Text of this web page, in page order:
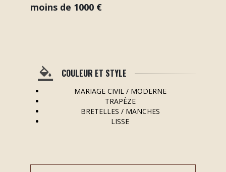
moins de 1000 €
COULEUR ET STYLE
MARIAGE CIVIL / MODERNE
TRAPÈZE
BRETELLES / MANCHES
LISSE